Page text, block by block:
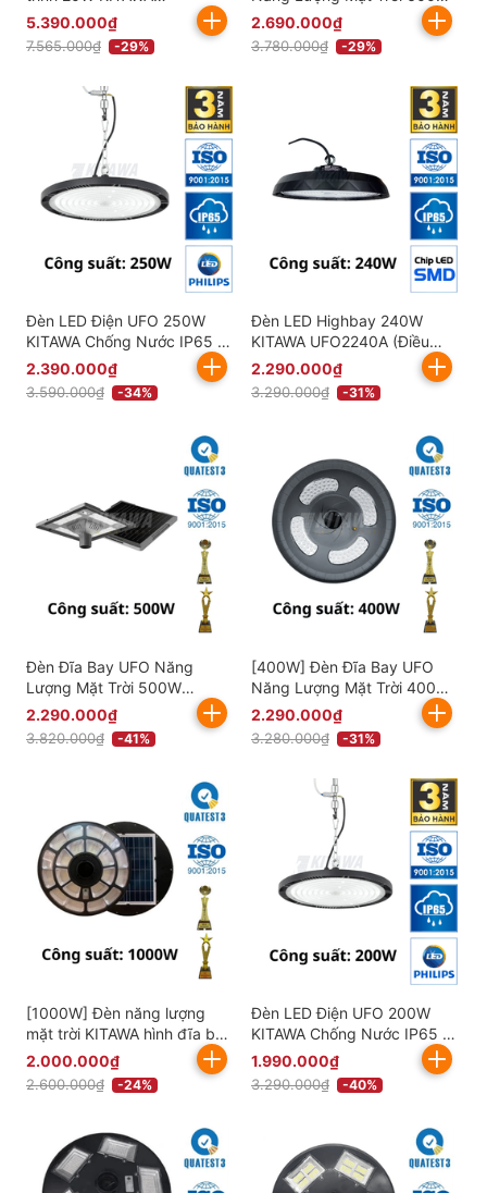
CT.UF01.20
5.390.000₫
7.565.000₫ -29%
KITAWA - UF06.600
2.690.000₫
3.780.000₫ -29%
Đèn LED Điện UFO 250W
KITAWA Chống Nước IP65 -
UFO1250A
2.390.000₫
3.590.000₫ -34%
Đèn LED Highbay 240W
KITAWA UFO2240A (Điều
Chỉnh Công Suất Linh Hoạt)
2.290.000₫
3.290.000₫ -31%
Đèn Đĩa Bay UFO Năng
Lượng Mặt Trời 500W
KITAWA - UF07.500
2.290.000₫
3.820.000₫ -41%
[400W] Đèn Đĩa Bay UFO
Năng Lượng Mặt Trời 400W
KITAWA - UF06.400
2.290.000₫
3.280.000₫ -31%
[1000W] Đèn năng lượng
mặt trời KITAWA hình đĩa bay
UFO 1000W UF31000
2.000.000₫
2.600.000₫ -24%
Đèn LED Điện UFO 200W
KITAWA Chống Nước IP65 -
UFO1200A
1.990.000₫
3.290.000₫ -40%